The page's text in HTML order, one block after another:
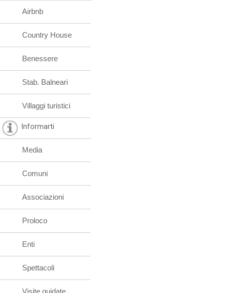
Airbnb
Country House
Benessere
Stab. Balneari
Villaggi turistici
Informarti
Media
Comuni
Associazioni
Proloco
Enti
Spettacoli
Visite guidate